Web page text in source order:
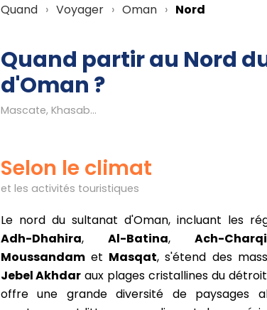
Quand Voyager Oman Nord
Quand partir au Nord
d'Oman ?
Mascate, Khasab...
Selon le climat
et les activités touristiques
Le nord du sultanat d'Oman, incluant les
Adh-Dhahira, Al-Batina, Ach-
Moussandam et Masqat, s'étend des
Jebel Akhdar aux plages cristallines du
offre une grande diversité de paysages